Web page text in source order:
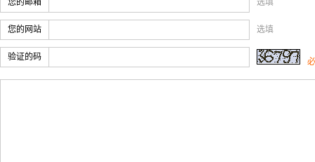
您的网站 选填
验证的码